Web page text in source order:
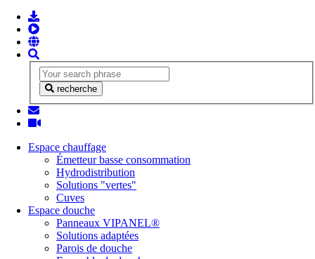
recherche
Espace chauffage
Émetteur basse consommation
Hydrodistribution
Solutions "vertes"
Cuves
Espace douche
Panneaux VIPANEL®
Solutions adaptées
Parois de douche